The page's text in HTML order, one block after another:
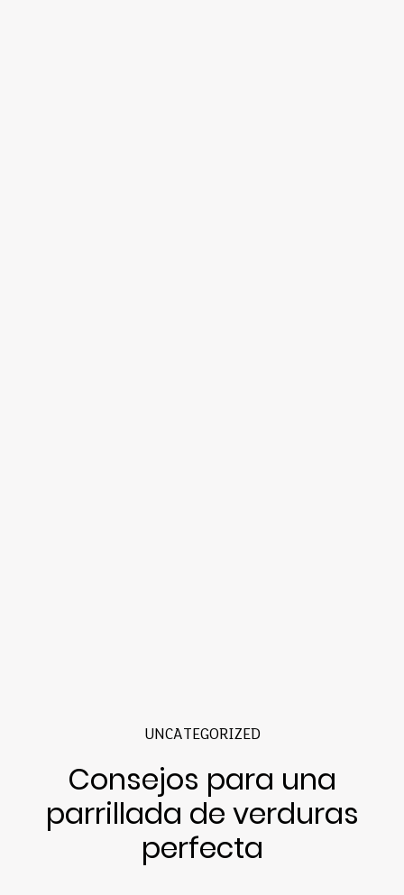
UNCATEGORIZED
Consejos para una
parrillada de verduras
perfecta